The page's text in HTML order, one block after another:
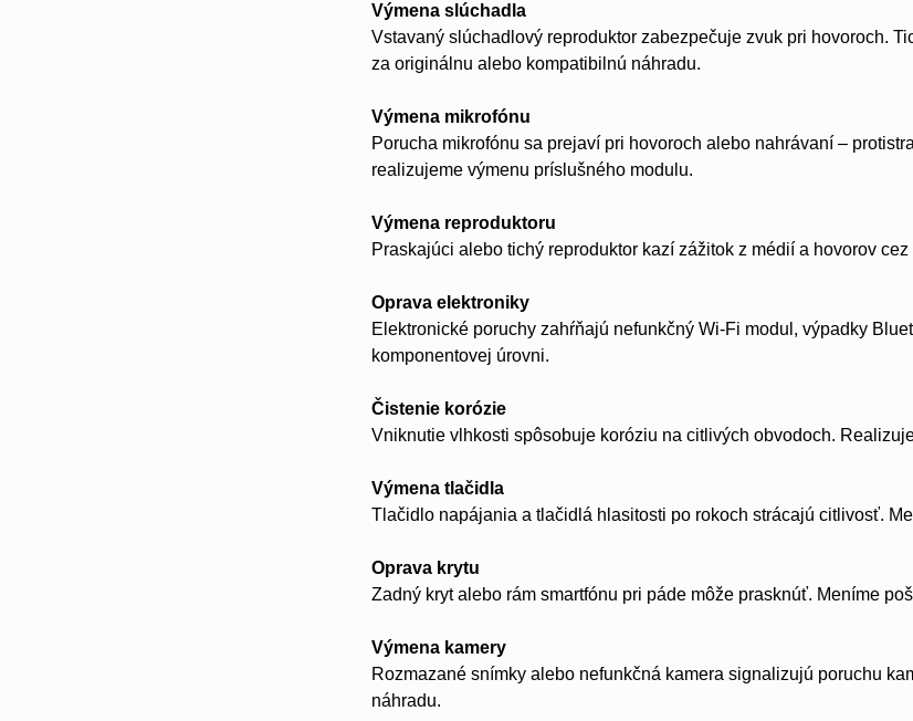
Výmena slúchadla
Vstavaný slúchadlový reproduktor zabezpečuje zvuk pri hovoroch.
za originálnu alebo kompatibilnú náhradu.
Výmena mikrofónu
Porucha mikrofónu sa prejaví pri hovoroch alebo nahrávaní –
realizujeme výmenu príslušného modulu.
Výmena reproduktoru
Praskajúci alebo tichý reproduktor kazí zážitok z médií a hovorov
Oprava elektroniky
Elektronické poruchy zahŕňajú nefunkčný Wi-Fi modul, výpadky
komponentovej úrovni.
Čistenie korózie
Vniknutie vlhkosti spôsobuje koróziu na citlivých obvodoch.
Výmena tlačidla
Tlačidlo napájania a tlačidlá hlasitosti po rokoch strácajú citlivosť.
Oprava krytu
Zadný kryt alebo rám smartfónu pri páde môže prasknúť. Meníme
Výmena kamery
Rozmazané snímky alebo nefunkčná kamera signalizujú poruchu
náhradu.